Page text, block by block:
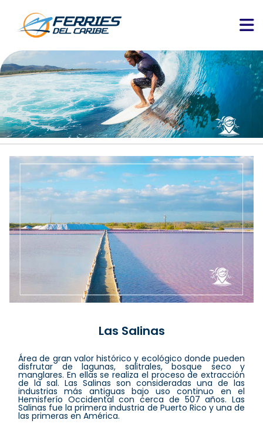
Las Salinas
Área de gran valor histórico y ecológico donde pueden
disfrutar de lagunas, salitrales, bosque seco y
manglares. En ellas se realiza el proceso de extracción
de la sal. Las Salinas son consideradas una de las
industrias más antiguas bajo uso continuo en el
Hemisferío Occidental con cerca de 507 años. Las
Salinas fue la primera industria de Puerto Rico y una de
las primeras en América.